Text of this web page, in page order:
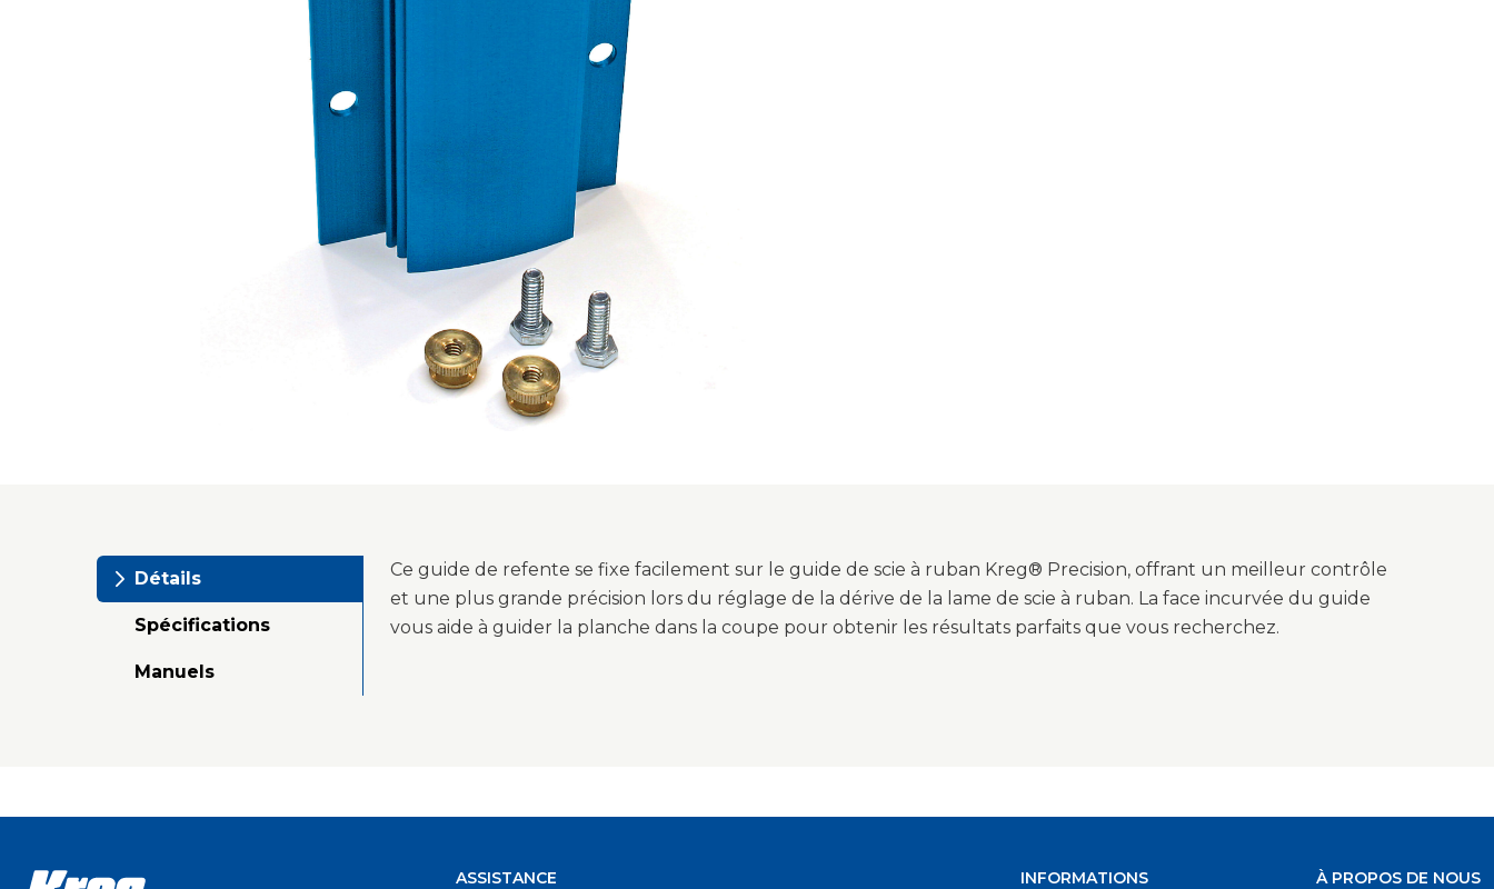
Détails
Spécifications
Manuels
Ce guide de refente se fixe facilement sur le guide de scie à ruban Kreg® Precision, offrant un meilleur contrôle
et une plus grande précision lors du réglage de la dérive de la lame de scie à ruban. La face incurvée du guide
vous aide à guider la planche dans la coupe pour obtenir les résultats parfaits que vous recherchez.
ASSISTANCE INFORMATIONS À PROPOS DE NOUS